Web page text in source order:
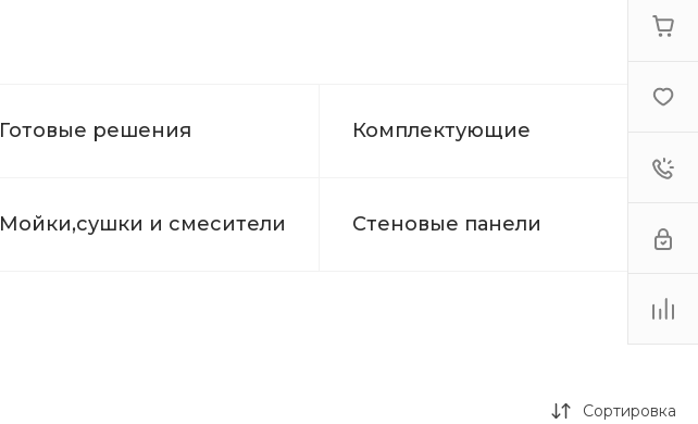
Готовые решения Комплектующие
Мойки,сушки и смесители Стеновые панели
Сортировка